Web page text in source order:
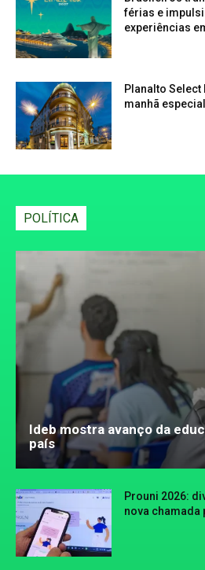
férias e
experiências
Planalto
manhã
POLÍTICA
Ideb mostra avanço da
país
Prouni 2026:
nova chamada